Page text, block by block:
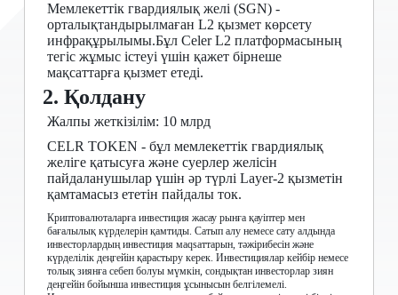
Мемлекеттік гвардиялық желі (SGN) -
орталықтандырылмаған L2 қызмет көрсету
инфрақұрылымы.Бұл Celer L2 платформасының
тегіс жұмыс істеуі үшін қажет бірнеше
мақсаттарға қызмет етеді.
2. Қолдану
Жалпы жеткізілім: 10 млрд
CELR TOKEN - бұл мемлекеттік гвардиялық
желіге қатысуға және суерлер желісін
пайдаланушылар үшін әр түрлі Layer-2 қызметін
қамтамасыз ететін пайдалы ток.
Криптовалюталарға инвестиция жасау рынға қауіптер мен
бағалылық күрделерін қамтиды. Сатып алу немесе сату алдында
инвесторлардың инвестиция маqsаттарын, тәжірибесін және
күрделілік деңгейін қарастыру керек. Инвестициялар кейбір немесе
толық зиянға себеп болуы мүмкін, сондықтан инвесторлар зиян
деңгейін бойынша инвестиция ұсынысын белгілемелі.